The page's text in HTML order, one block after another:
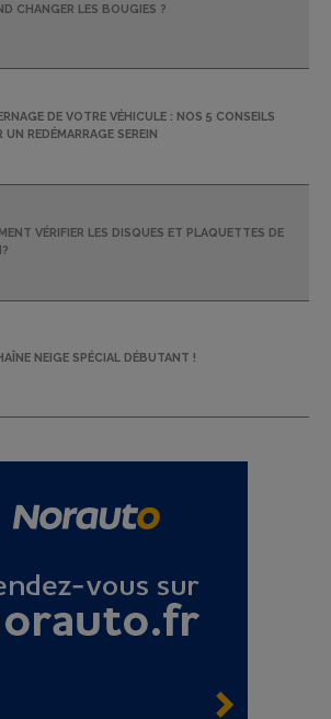
CHANGER LES BOUGIES ?
DE VOTRE VÉHICULE : NOS 5 CONSEILS
UN REDÉMARRAGE SEREIN
VÉRIFIER LES DISQUES ET PLAQUETTES DE
NEIGE SPÉCIAL DÉBUTANT !